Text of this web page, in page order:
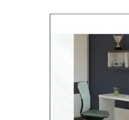
₪ 2,050.00.
₪ 1,655.00.